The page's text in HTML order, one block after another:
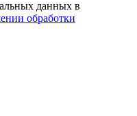
данных в
обработки